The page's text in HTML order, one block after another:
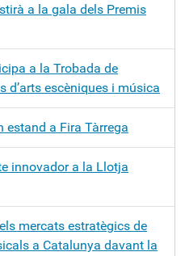
a la gala dels Premis
a la Trobada de
d’arts escèniques i música
estand a Fira Tàrrega
innovador a la Llotja
mercats estratègics de
a Catalunya davant la